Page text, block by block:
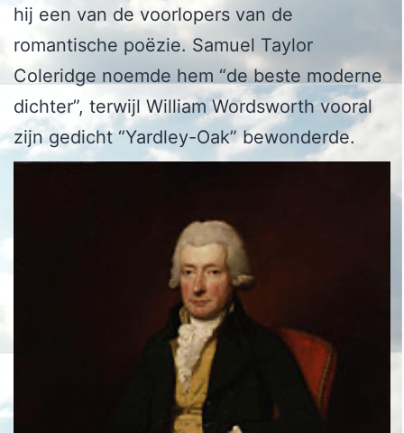
hij een van de voorlopers van de
romantische poëzie. Samuel Taylor
Coleridge noemde hem “de beste moderne
dichter”, terwijl William Wordsworth vooral
zijn gedicht “Yardley-Oak” bewonderde.